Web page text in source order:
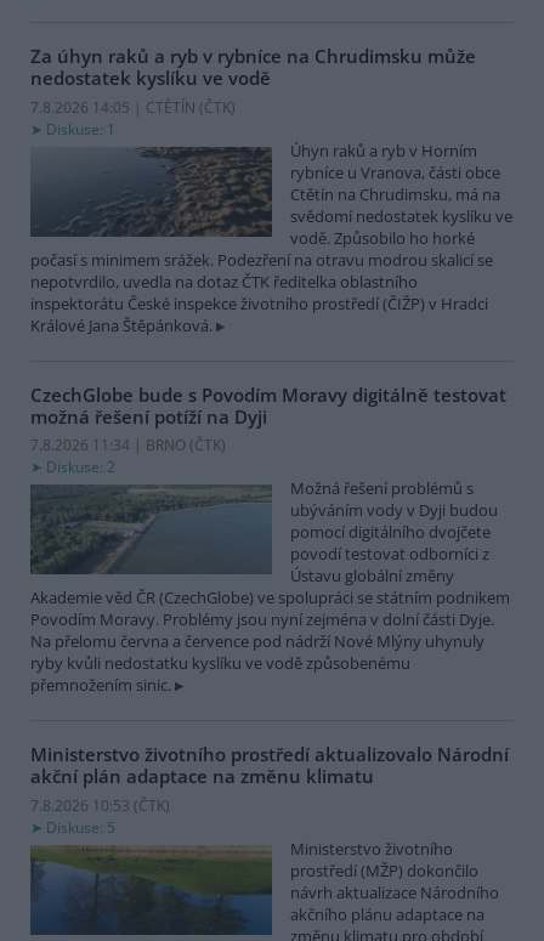
Za úhyn raků a ryb v rybníce na Chrudimsku může
nedostatek kyslíku ve vodě
7.8.2026 14:05 | CTĚTÍN (ČTK)
Diskuse: 1
Úhyn raků a ryb v Horním
rybníce u Vranova, části obce
Ctětín na Chrudimsku, má na
svědomí nedostatek kyslíku ve
vodě. Způsobilo ho horké
počasí s minimem srážek. Podezření na otravu modrou skalicí se
nepotvrdilo, uvedla na dotaz ČTK ředitelka oblastního
inspektorátu České inspekce životního prostředí (ČIŽP) v Hradci
Králové Jana Štěpánková.
CzechGlobe bude s Povodím Moravy digitálně testovat
možná řešení potíží na Dyji
7.8.2026 11:34 | BRNO (ČTK)
Diskuse: 2
Možná řešení problémů s
ubýváním vody v Dyji budou
pomocí digitálního dvojčete
povodí testovat odborníci z
Ústavu globální změny
Akademie věd ČR (CzechGlobe) ve spolupráci se státním podnikem
Povodím Moravy. Problémy jsou nyní zejména v dolní části Dyje.
Na přelomu června a července pod nádrží Nové Mlýny uhynuly
ryby kvůli nedostatku kyslíku ve vodě způsobenému
přemnožením sinic.
Ministerstvo životního prostředí aktualizovalo Národní
akční plán adaptace na změnu klimatu
7.8.2026 10:53 (ČTK)
Diskuse: 5
Ministerstvo životního
prostředí (MŽP) dokončilo
návrh aktualizace Národního
akčního plánu adaptace na
změnu klimatu pro období